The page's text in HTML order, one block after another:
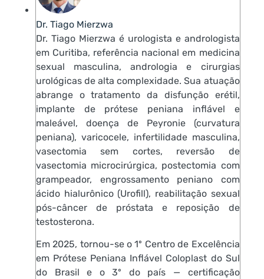
Dr. Tiago Mierzwa
Dr. Tiago Mierzwa é urologista e andrologista
em Curitiba, referência nacional em medicina
sexual masculina, andrologia e cirurgias
urológicas de alta complexidade. Sua atuação
abrange o tratamento da disfunção erétil,
implante de prótese peniana inflável e
maleável, doença de Peyronie (curvatura
peniana), varicocele, infertilidade masculina,
vasectomia sem cortes, reversão de
vasectomia microcirúrgica, postectomia com
grampeador, engrossamento peniano com
ácido hialurônico (Urofill), reabilitação sexual
pós-câncer de próstata e reposição de
testosterona.
Em 2025, tornou-se o 1º Centro de Excelência
em Prótese Peniana Inflável Coloplast do Sul
do Brasil e o 3º do país — certificação